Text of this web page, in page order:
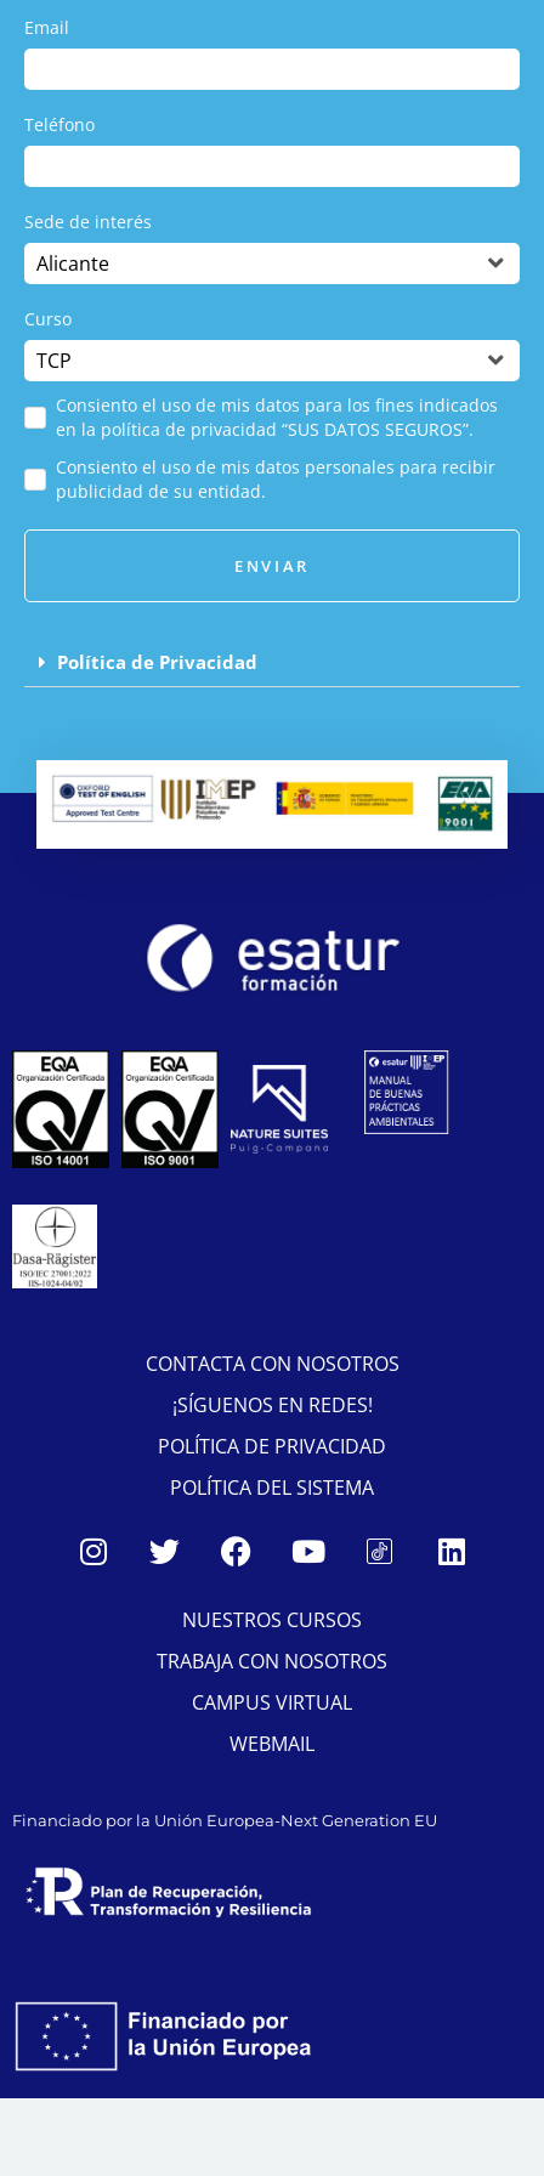
Email
Teléfono
Sede de interés
Curso
Consiento el uso de mis datos para los fines indicados
en la política de privacidad “SUS DATOS SEGUROS”.
Consiento el uso de mis datos personales para recibir
publicidad de su entidad.
ENVIAR
Política de Privacidad
CONTACTA CON NOSOTROS
¡SÍGUENOS EN REDES!
POLÍTICA DE PRIVACIDAD
POLÍTICA DEL SISTEMA
NUESTROS CURSOS
TRABAJA CON NOSOTROS
CAMPUS VIRTUAL
WEBMAIL
Financiado por la Unión Europea-Next Generation EU